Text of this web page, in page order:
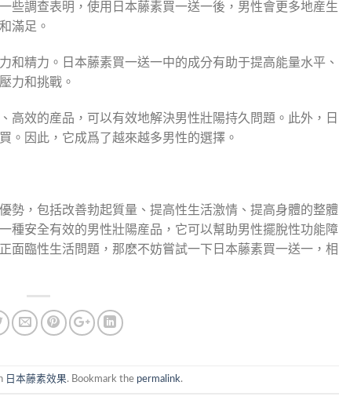
些調查表明，使用日本藤素買一送一後，男性會更多地産生
滿足。
和精力。日本藤素買一送一中的成分有助于提高能量水平、
力和挑戰。
高效的産品，可以有效地解決男性壯陽持久問題。此外，日
。因此，它成爲了越來越多男性的選擇。
勢，包括改善勃起質量、提高性生活激情、提高身體的整體
種安全有效的男性壯陽産品，它可以幫助男性擺脫性功能障
面臨性生活問題，那麽不妨嘗試一下日本藤素買一送一，相
日本藤素效果. Bookmark the permalink.